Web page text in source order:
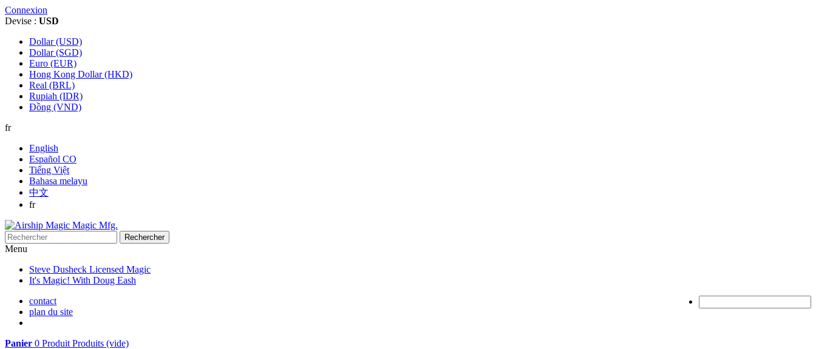
Connexion
Devise : USD
Dollar (USD)
Dollar (SGD)
Euro (EUR)
Hong Kong Dollar (HKD)
Real (BRL)
Rupiah (IDR)
Đồng (VND)
fr
English
Español CO
Tiếng Việt
Bahasa melayu
中文
fr
Rechercher
Menu
Steve Dusheck Licensed Magic
It's Magic! With Doug Eash
contact
plan du site
Panier 0 Produit Produits (vide)